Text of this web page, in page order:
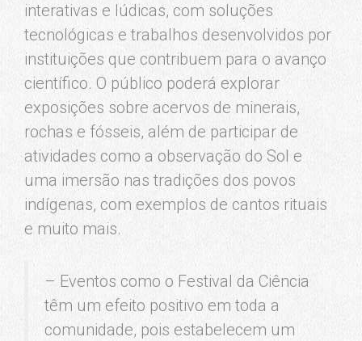
interativas e lúdicas, com soluções
tecnológicas e trabalhos desenvolvidos por
instituições que contribuem para o avanço
científico. O público poderá explorar
exposições sobre acervos de minerais,
rochas e fósseis, além de participar de
atividades como a observação do Sol e
uma imersão nas tradições dos povos
indígenas, com exemplos de cantos rituais
e muito mais.
– Eventos como o Festival da Ciência
têm um efeito positivo em toda a
comunidade, pois estabelecem um